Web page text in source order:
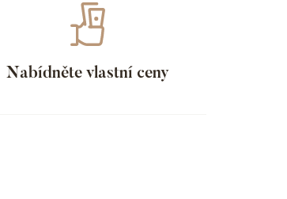
Nabídněte vlastní ceny